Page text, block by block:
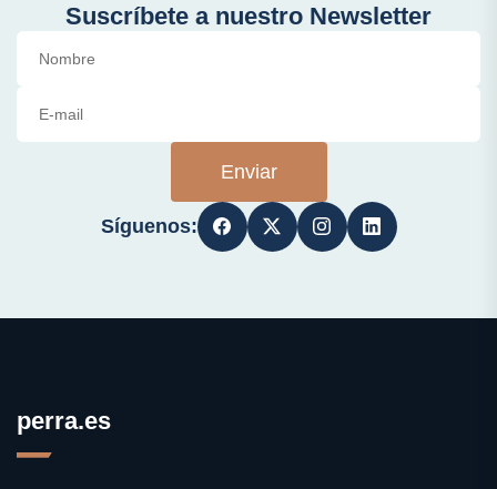
Suscríbete a nuestro Newsletter
Enviar
Síguenos:
perra.es